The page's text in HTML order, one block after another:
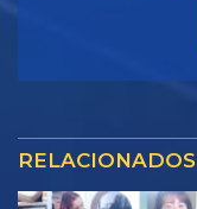
RELACIONADOS